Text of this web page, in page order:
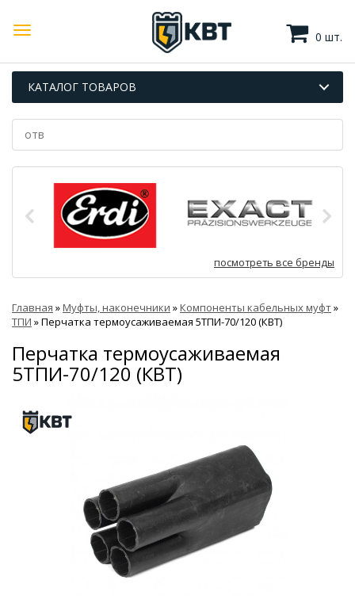
0 шт.
КАТАЛОГ ТОВАРОВ
посмотреть все бренды
Главная »Муфты, наконечники »Компоненты кабельных муфт»
ТПИ »Перчатка термоусаживаемая 5ТПИ-70/120 (КВТ)
Перчатка термоусаживаемая
5ТПИ-70/120 (КВТ)